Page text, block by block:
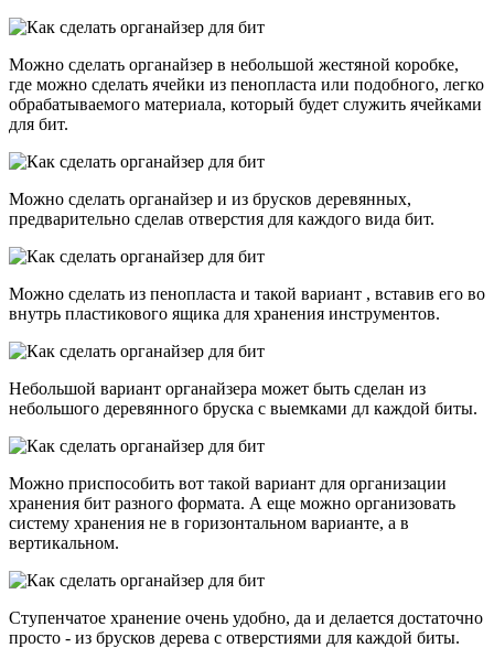
Можно сделать органайзер в небольшой жестяной коробке,
где можно сделать ячейки из пенопласта или подобного, легко
обрабатываемого материала, который будет служить ячейками
для бит.
Можно сделать органайзер и из брусков деревянных,
предварительно сделав отверстия для каждого вида бит.
Можно сделать из пенопласта и такой вариант , вставив его во
внутрь пластикового ящика для хранения инструментов.
Небольшой вариант органайзера может быть сделан из
небольшого деревянного бруска с выемками дл каждой биты.
Можно приспособить вот такой вариант для организации
хранения бит разного формата. А еще можно организовать
систему хранения не в горизонтальном варианте, а в
вертикальном.
Ступенчатое хранение очень удобно, да и делается достаточно
просто - из брусков дерева с отверстиями для каждой биты.